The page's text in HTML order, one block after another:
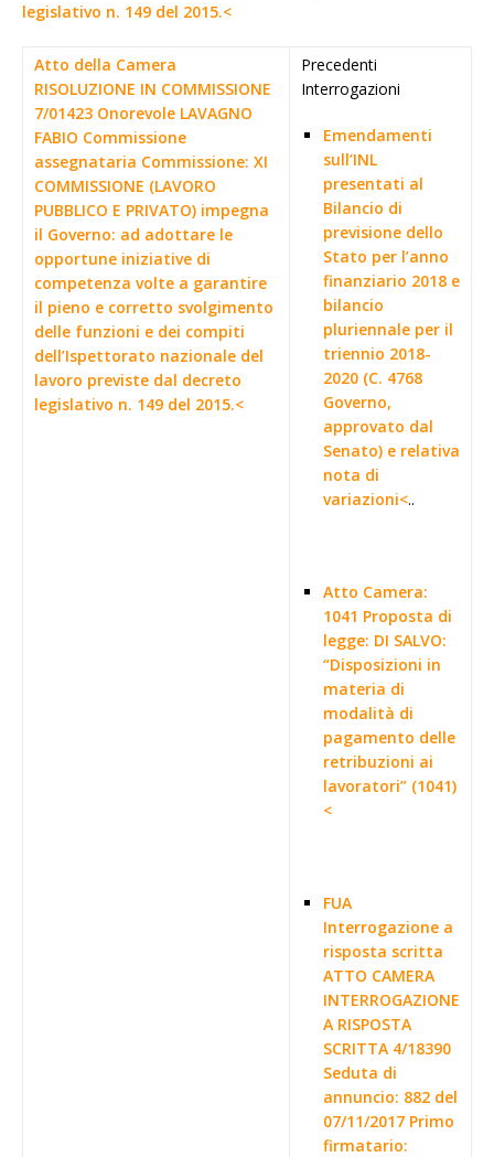
legislativo n. 149 del 2015.<
Atto della Camera
RISOLUZIONE IN COMMISSIONE
7/01423 Onorevole LAVAGNO
FABIO Commissione
assegnataria Commissione: XI
COMMISSIONE (LAVORO
PUBBLICO E PRIVATO) impegna
il Governo: ad adottare le
opportune iniziative di
competenza volte a garantire
il pieno e corretto svolgimento
delle funzioni e dei compiti
dell’Ispettorato nazionale del
lavoro previste dal decreto
legislativo n. 149 del 2015.<
Precedenti
Interrogazioni
Emendamenti
sull’INL
presentati al
Bilancio di
previsione dello
Stato per l’anno
finanziario 2018 e
bilancio
pluriennale per il
triennio 2018-
2020 (C. 4768
Governo,
approvato dal
Senato) e relativa
nota di
variazioni<..
Atto Camera:
1041 Proposta di
legge: DI SALVO:
“Disposizioni in
materia di
modalità di
pagamento delle
retribuzioni ai
lavoratori” (1041)
<
FUA
Interrogazione a
risposta scritta
ATTO CAMERA
INTERROGAZIONE
A RISPOSTA
SCRITTA 4/18390
Seduta di
annuncio: 882 del
07/11/2017 Primo
firmatario: